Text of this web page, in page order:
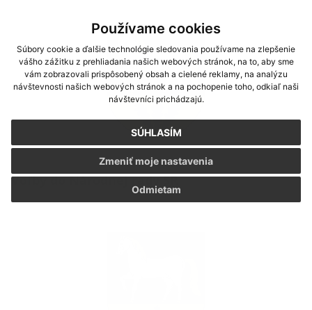
Používame cookies
Súbory cookie a ďalšie technológie sledovania používame na zlepšenie
vášho zážitku z prehliadania našich webových stránok, na to, aby sme
vám zobrazovali prispôsobený obsah a cielené reklamy, na analýzu
návštevnosti našich webových stránok a na pochopenie toho, odkiaľ naši
návštevníci prichádzajú.
SÚHLASÍM
Odmietam
Zmeniť moje nastavenia
Voľby do Národnej rady SR